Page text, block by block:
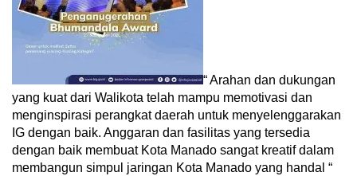
“ Arahan dan dukungan
yang kuat dari Walikota telah mampu memotivasi dan
menginspirasi perangkat daerah untuk menyelenggarakan
IG dengan baik. Anggaran dan fasilitas yang tersedia
dengan baik membuat Kota Manado sangat kreatif dalam
membangun simpul jaringan Kota Manado yang handal “